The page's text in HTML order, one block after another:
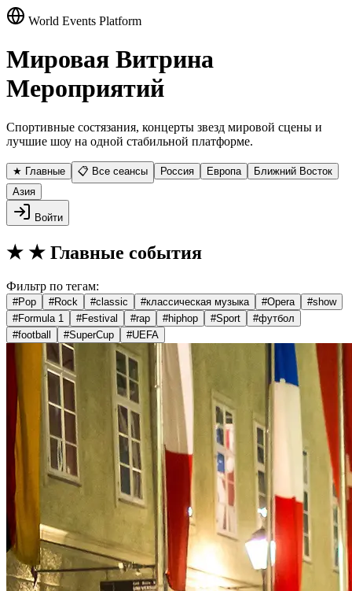
World Events Platform
Мировая Витрина
Мероприятий
Спортивные состязания, концерты звезд мировой сцены и
лучшие шоу на одной стабильной платформе.
★ Главные 📋 Все сеансы Россия Европа
Ближний Восток
Азия
Войти
★ ★ Главные события
Фильтр по тегам:
#Pop #Rock #classic #классическая музыка #Opera #show
#Formula 1 #Festival #rap #hiphop #Sport #футбол
#football #SuperCup #UEFA